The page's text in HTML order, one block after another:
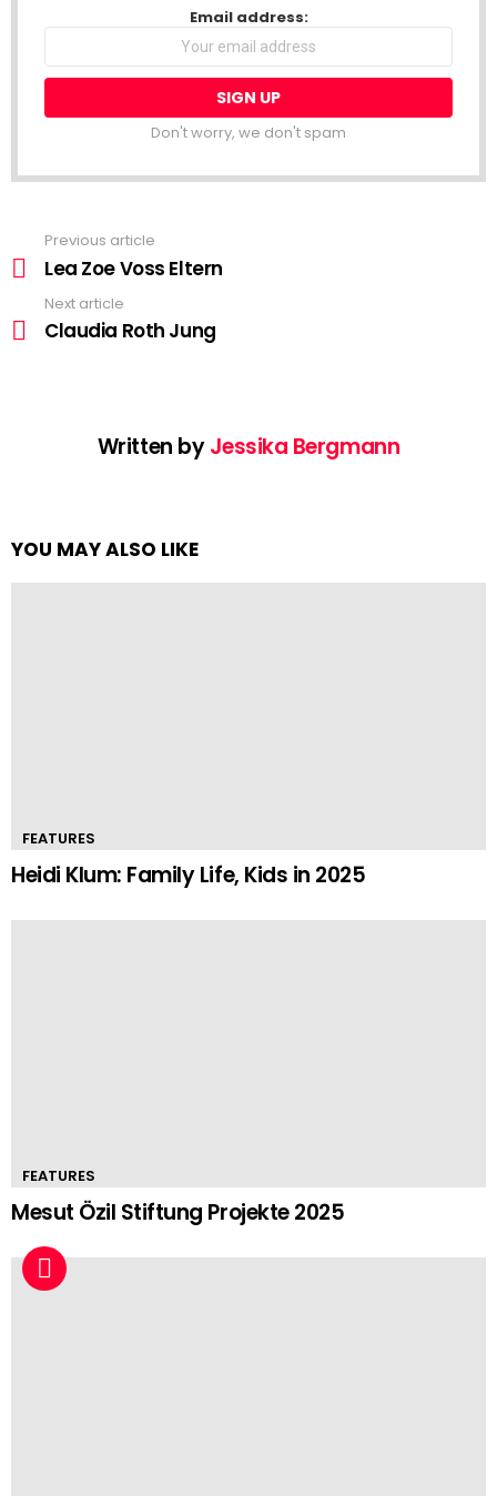
NEWSLETTER Email address:
Don't worry, we don't spam
more
Previous article
Lea Zoe Voss Eltern
Next article
Claudia Roth Jung
Written byJessika Bergmann
YOU MAY ALSO LIKE
FEATURES
Heidi Klum: Family Life, Kids in 2025
FEATURES
Mesut Özil Stiftung Projekte 2025